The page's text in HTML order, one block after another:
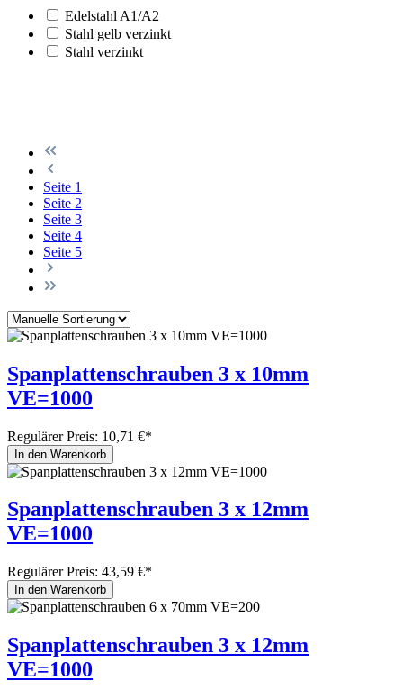
Edelstahl A1/A2
Stahl gelb verzinkt
Stahl verzinkt
Seite 1
Seite 2
Seite 3
Seite 4
Seite 5
Spanplattenschrauben 3 x 10mm
VE=1000
Regulärer Preis: 10,71 €*
In den Warenkorb
Spanplattenschrauben 3 x 12mm
VE=1000
Regulärer Preis: 43,59 €*
In den Warenkorb
Spanplattenschrauben 3 x 12mm
VE=1000